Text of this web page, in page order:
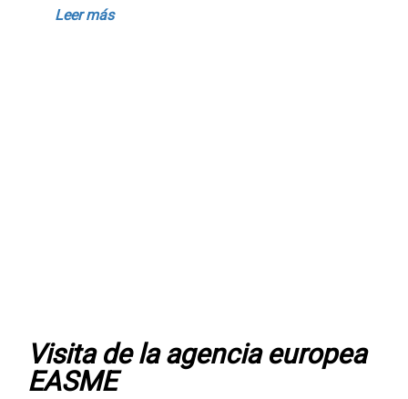
Leer más
Visita de la agencia europea
EASME